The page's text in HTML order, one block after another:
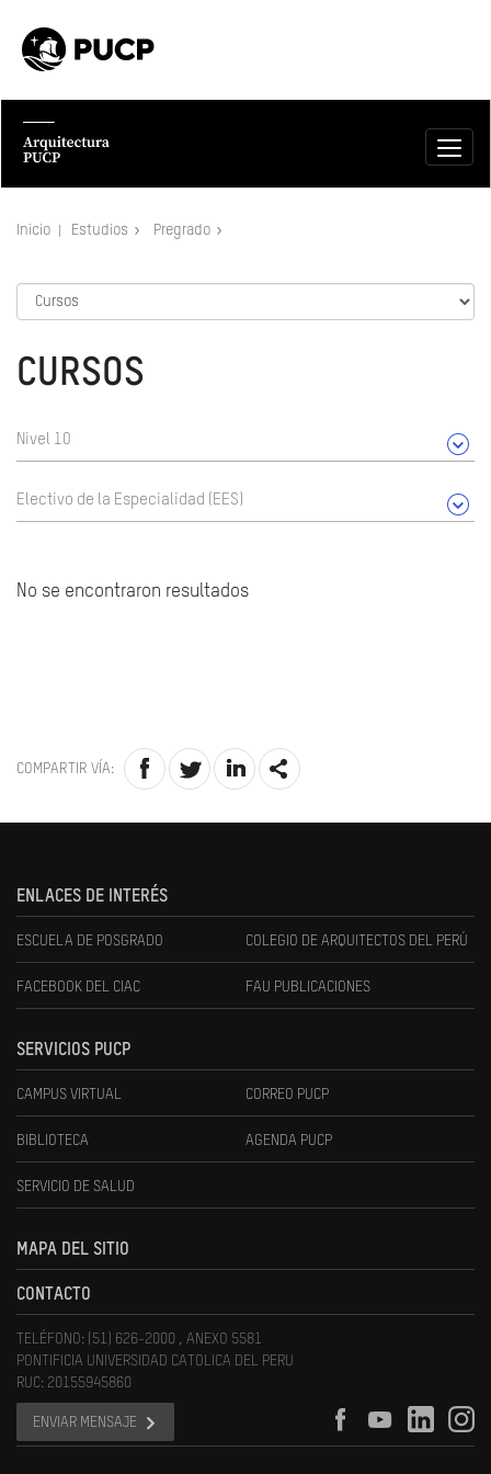
Inicio Estudios Pregrado
CURSOS
Nivel 10
Electivo de la Especialidad (EES)
No se encontraron resultados
COMPARTIR VÍA:
ENLACES DE INTERÉS
ESCUELA DE POSGRADO COLEGIO DE ARQUITECTOS DEL PERÚ
FACEBOOK DEL CIAC FAU PUBLICACIONES
SERVICIOS PUCP
CAMPUS VIRTUAL CORREO PUCP
BIBLIOTECA AGENDA PUCP
SERVICIO DE SALUD
MAPA DEL SITIO
CONTACTO
TELÉFONO: (51) 626-2000 , ANEXO 5581
PONTIFICIA UNIVERSIDAD CATOLICA DEL PERU
RUC: 20155945860
ENVIAR MENSAJE